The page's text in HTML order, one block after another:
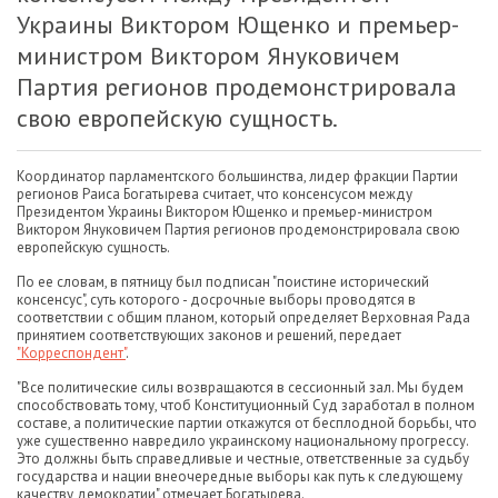
Украины Виктором Ющенко и премьер-
министром Виктором Януковичем
Партия регионов продемонстрировала
свою европейскую сущность.
Координатор парламентского большинства, лидер фракции Партии
регионов Раиса Богатырева считает, что консенсусом между
Президентом Украины Виктором Ющенко и премьер-министром
Виктором Януковичем Партия регионов продемонстрировала свою
европейскую сущность.
По ее словам, в пятницу был подписан "поистине исторический
консенсус", суть которого - досрочные выборы проводятся в
соответствии с общим планом, который определяет Верховная Рада
принятием соответствующих законов и решений, передает
"Корреспондент".
"Все политические силы возвращаются в сессионный зал. Мы будем
способствовать тому, чтоб Конституционный Суд заработал в полном
составе, а политические партии откажутся от бесплодной борьбы, что
уже существенно навредило украинскому национальному прогрессу.
Это должны быть справедливые и честные, ответственные за судьбу
государства и нации внеочередные выборы как путь к следующему
качеству демократии" отмечает Богатырева.